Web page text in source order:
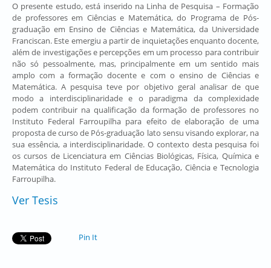
O presente estudo, está inserido na Linha de Pesquisa – Formação
de professores em Ciências e Matemática, do Programa de Pós-
graduação em Ensino de Ciências e Matemática, da Universidade
Franciscan. Este emergiu a partir de inquietações enquanto docente,
além de investigações e percepções em um processo para contribuir
não só pessoalmente, mas, principalmente em um sentido mais
amplo com a formação docente e com o ensino de Ciências e
Matemática. A pesquisa teve por objetivo geral analisar de que
modo a interdisciplinaridade e o paradigma da complexidade
podem contribuir na qualificação da formação de professores no
Instituto Federal Farroupilha para efeito de elaboração de uma
proposta de curso de Pós-graduação lato sensu visando explorar, na
sua essência, a interdisciplinaridade. O contexto desta pesquisa foi
os cursos de Licenciatura em Ciências Biológicas, Física, Química e
Matemática do Instituto Federal de Educação, Ciência e Tecnologia
Farroupilha.
Ver Tesis
Pin It